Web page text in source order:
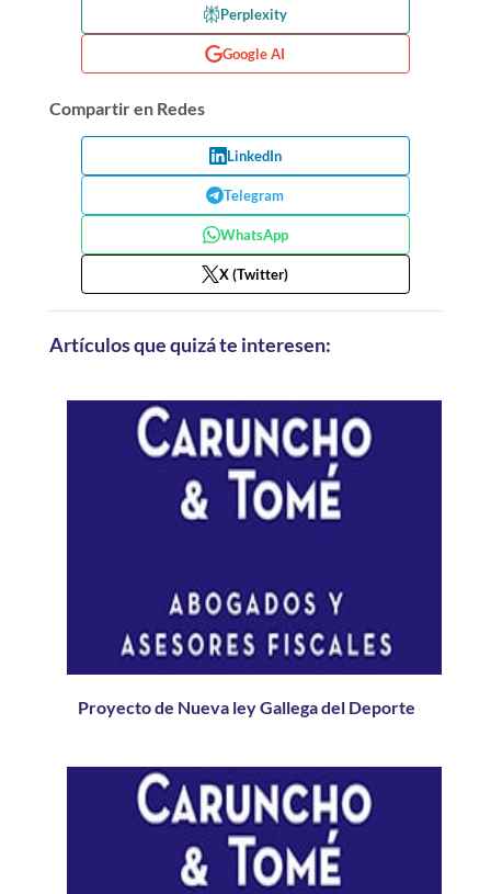
Perplexity
Google AI
Compartir en Redes
LinkedIn
Telegram
WhatsApp
X (Twitter)
Artículos que quizá te interesen:
Proyecto de Nueva ley Gallega del Deporte